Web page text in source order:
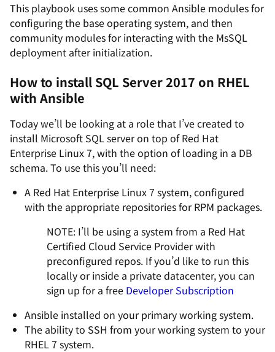
This playbook uses some common Ansible modules for
configuring the base operating system, and then
community modules for interacting with the MsSQL
deployment after initialization.
How to install SQL Server 2017 on RHEL
with Ansible
Today we’ll be looking at a role that I’ve created to
install Microsoft SQL server on top of Red Hat
Enterprise Linux 7, with the option of loading in a DB
schema. To use this you’ll need:
A Red Hat Enterprise Linux 7 system, configured
with the appropriate repositories for RPM packages.
NOTE: I’ll be using a system from a Red Hat
Certified Cloud Service Provider with
preconfigured repos. If you’d like to run this
locally or inside a private datacenter, you can
sign up for a free Developer Subscription
Ansible installed on your primary working system.
The ability to SSH from your working system to your
RHEL 7 system.